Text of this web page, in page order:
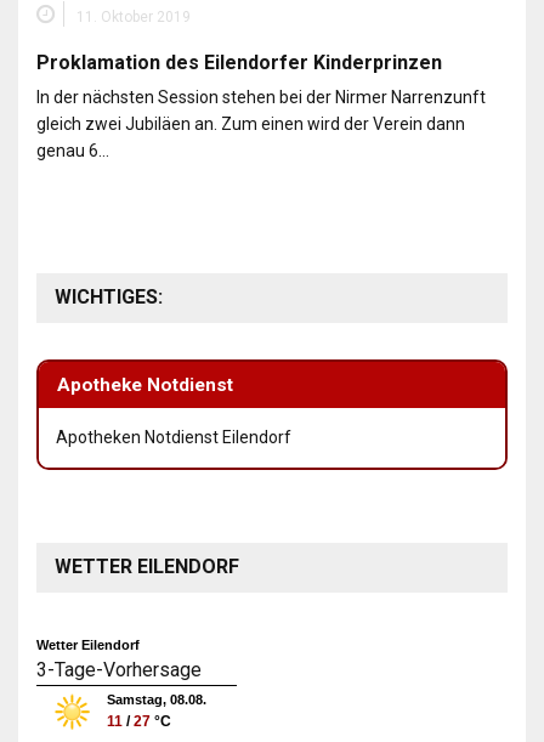
11. Oktober 2019
Proklamation des Eilendorfer Kinderprinzen
In der nächsten Session stehen bei der Nirmer Narrenzunft
gleich zwei Jubiläen an. Zum einen wird der Verein dann
genau 6…
WICHTIGES:
Apotheke Notdienst
Apotheken Notdienst Eilendorf
WETTER EILENDORF
Wetter Eilendorf
3-Tage-Vorhersage
Samstag, 08.08.
11 /27 °C